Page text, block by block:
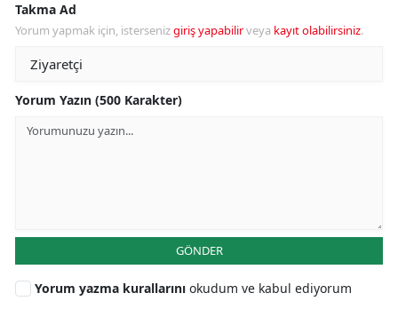
Takma Ad
Yorum yapmak için, istersenizgiriş yapabilirveya kayıt olabilirsiniz.
Yorum Yazın (500 Karakter)
GÖNDER
Yorum yazma kurallarını okudum ve kabul ediyorum